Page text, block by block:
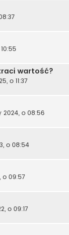
wartość?
o 11:37
2024, o 08:56
o 08:54
o 09:57
o 09:17